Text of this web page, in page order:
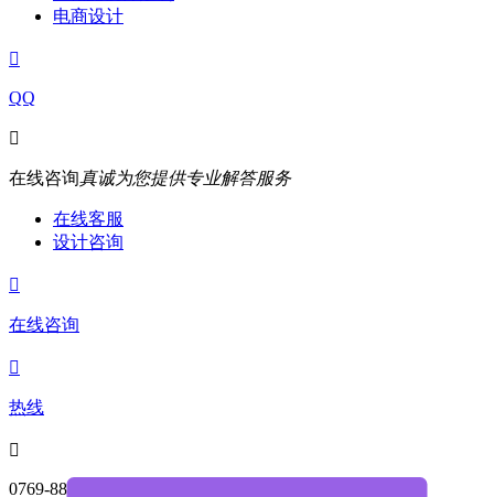
电商设计

QQ

在线咨询真诚为您提供专业解答服务
在线客服
设计咨询

在线咨询

热线

0769-88004468